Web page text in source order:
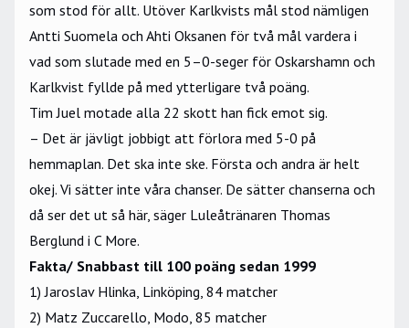
som stod för allt. Utöver Karlkvists mål stod nämligen
Antti Suomela och Ahti Oksanen för två mål vardera i
vad som slutade med en 5–0-seger för Oskarshamn och
Karlkvist fyllde på med ytterligare två poäng.
Tim Juel motade alla 22 skott han fick emot sig.
– Det är jävligt jobbigt att förlora med 5-0 på
hemmaplan. Det ska inte ske. Första och andra är helt
okej. Vi sätter inte våra chanser. De sätter chanserna och
då ser det ut så här, säger Luleåtränaren Thomas
Berglund i C More.
Fakta/ Snabbast till 100 poäng sedan 1999
1) Jaroslav Hlinka, Linköping, 84 matcher
2) Matz Zuccarello, Modo, 85 matcher